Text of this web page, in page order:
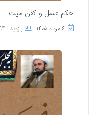
حکم غسل و کفن میت
۶ مرداد ۱۴۰۵ بازدید : 94